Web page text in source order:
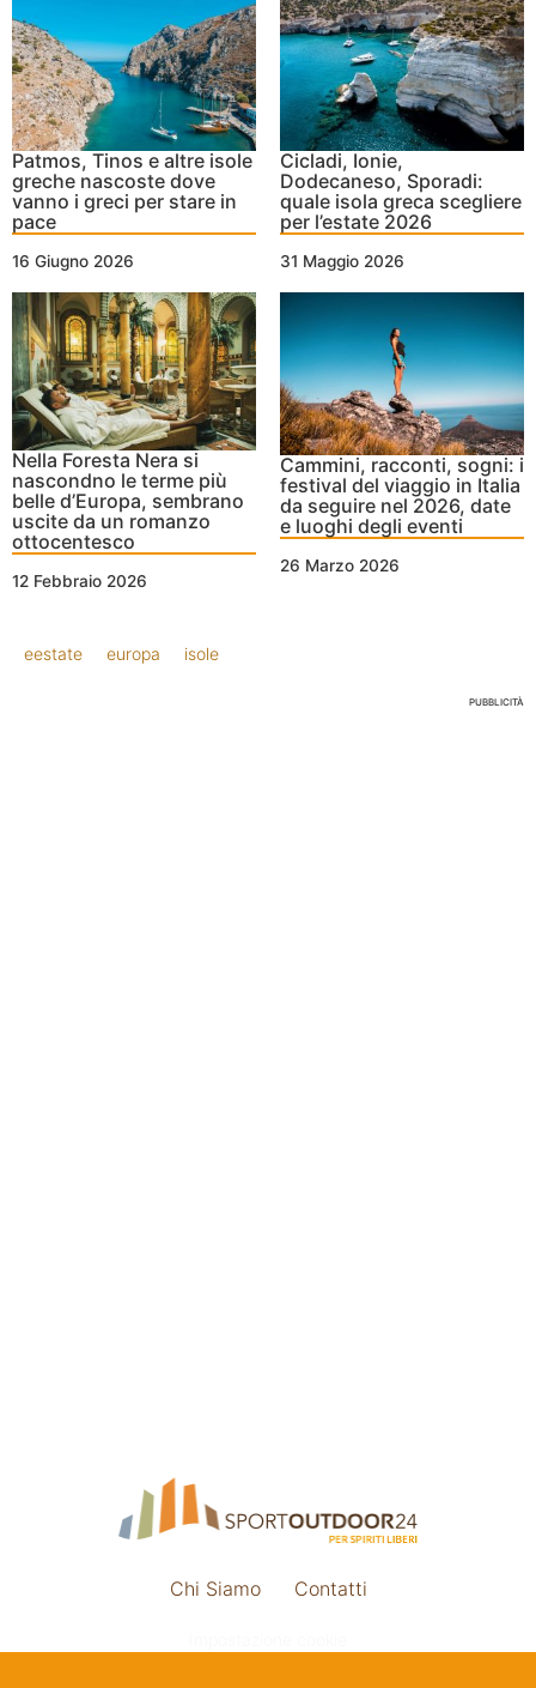
Patmos, Tinos e altre isole
greche nascoste dove
vanno i greci per stare in
pace
16 Giugno 2026
Cicladi, Ionie,
Dodecaneso, Sporadi:
quale isola greca scegliere
per l’estate 2026
31 Maggio 2026
Nella Foresta Nera si
nascondno le terme più
belle d’Europa, sembrano
uscite da un romanzo
ottocentesco
12 Febbraio 2026
Cammini, racconti, sogni: i
festival del viaggio in Italia
da seguire nel 2026, date
e luoghi degli eventi
26 Marzo 2026
eestate europa isole
PUBBLICITÀ
Chi Siamo Contatti